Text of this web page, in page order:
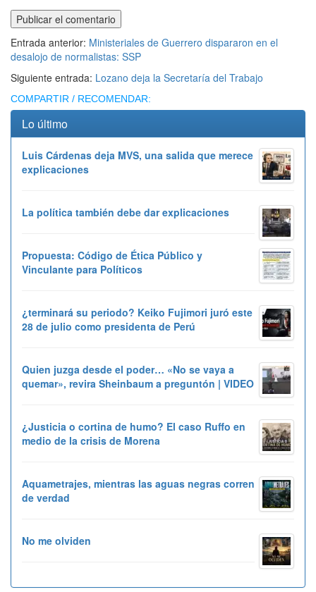
Entrada anterior: Ministeriales de Guerrero dispararon en el
desalojo de normalistas: SSP
Siguiente entrada: Lozano deja la Secretaría del Trabajo
COMPARTIR / RECOMENDAR:
Lo último
Luis Cárdenas deja MVS, una salida que merece
explicaciones
La política también debe dar explicaciones
Propuesta: Código de Ética Público y
Vinculante para Políticos
¿terminará su periodo? Keiko Fujimori juró este
28 de julio como presidenta de Perú
Quien juzga desde el poder… «No se vaya a
quemar», revira Sheinbaum a preguntón | VIDEO
¿Justicia o cortina de humo? El caso Ruffo en
medio de la crisis de Morena
Aquametrajes, mientras las aguas negras corren
de verdad
No me olviden